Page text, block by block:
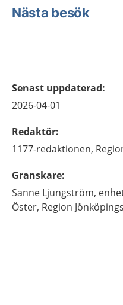
Nästa besök
Senast uppdaterad:
2026-04-01
Redaktör:
1177-redaktionen,
Granskare:
Sanne Ljungström,
Öster, Region